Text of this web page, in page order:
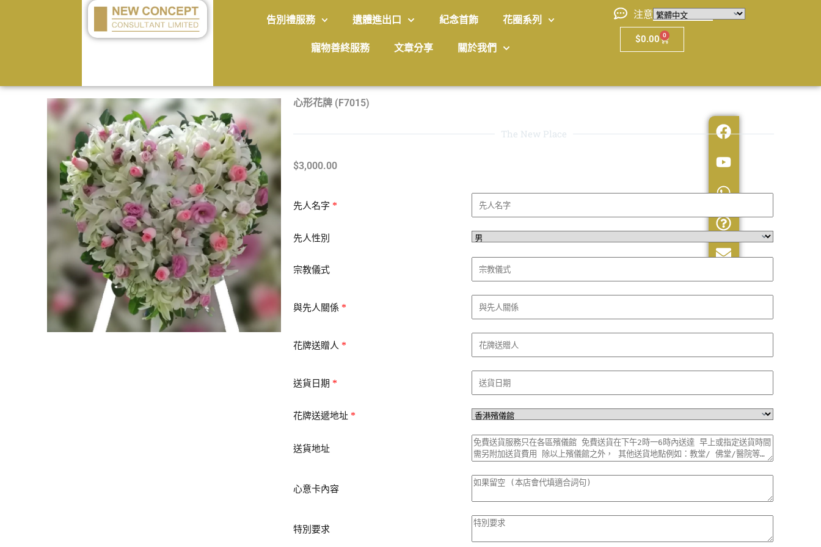
告別禮服務 遺體進出口 紀念首飾 花圈系列
寵物善終服務 文章分享 關於我們
注意
$0.00 0
心形花牌 (F7015)
The New Place
$3,000.00
先人名字 *
先人性別
宗教儀式
與先人關係 *
花牌送贈人 *
送貨日期 *
花牌送遞地址 *
送貨地址
心意卡內容
特別要求